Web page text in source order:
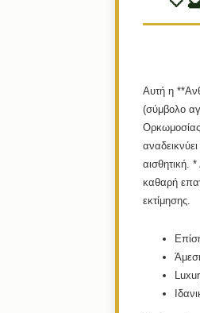
Αυτή η
(σύμβολο
αισθητική. *
καθαρή
εκτίμησης.